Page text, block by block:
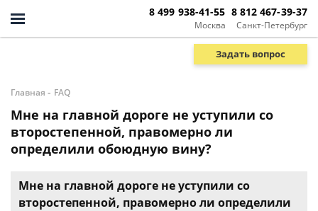
Москва
8 499 938-41-55
Санкт-Петербург
8 812 467-39-37
Задать вопрос
Главная - FAQ
Мне на главной дороге не уступили со
второстепенной, правомерно ли
определили обоюдную вину?
Мне на главной дороге не уступили со
второстепенной, правомерно ли определили